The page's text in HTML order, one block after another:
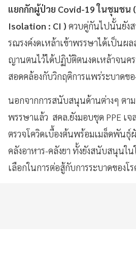
แยกกักผู้ป่วย Covid-19 ในชุมชน
Isolation : CI ) ควบคู่กันไปนั้นยังส
รณรงค์งดเหล้าเข้าพรรษาได้เป็นผ
ญานตนไว้ได้ปฏิบัติตนงดเหล้าจนค
สอดคล้องกับวิกฤติการแพร่ระบาดข
นอกจากการสนับสนุนด้านต่างๆ ตา
พรรษาแล้ว สคล.ยังมอบชุด PPE เ
ตรวจโควิดเบื้องต้นพร้อมเมล็ดพัน
คลังอาหาร-คลังยา ทั้งยังสนับสนุนใ
เลือกในการต่อสู้กับการระบาดของโร